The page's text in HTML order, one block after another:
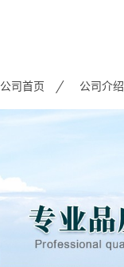
公司首页 公司介绍